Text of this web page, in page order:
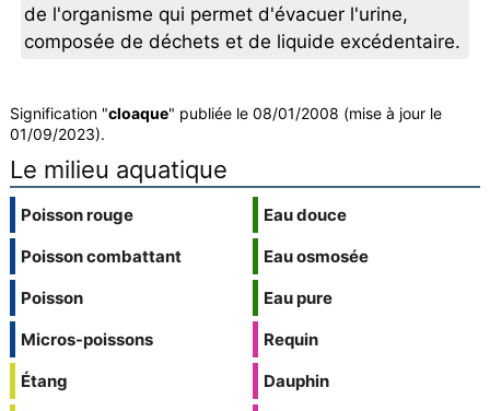
de l'organisme qui permet d'évacuer l'urine,
composée de déchets et de liquide excédentaire.
Signification "cloaque" publiée le 08/01/2008 (mise à jour le
01/09/2023).
Le milieu aquatique
Poisson rouge
Poisson combattant
Poisson
Micros-poissons
Étang
Eau douce
Eau osmosée
Eau pure
Requin
Dauphin